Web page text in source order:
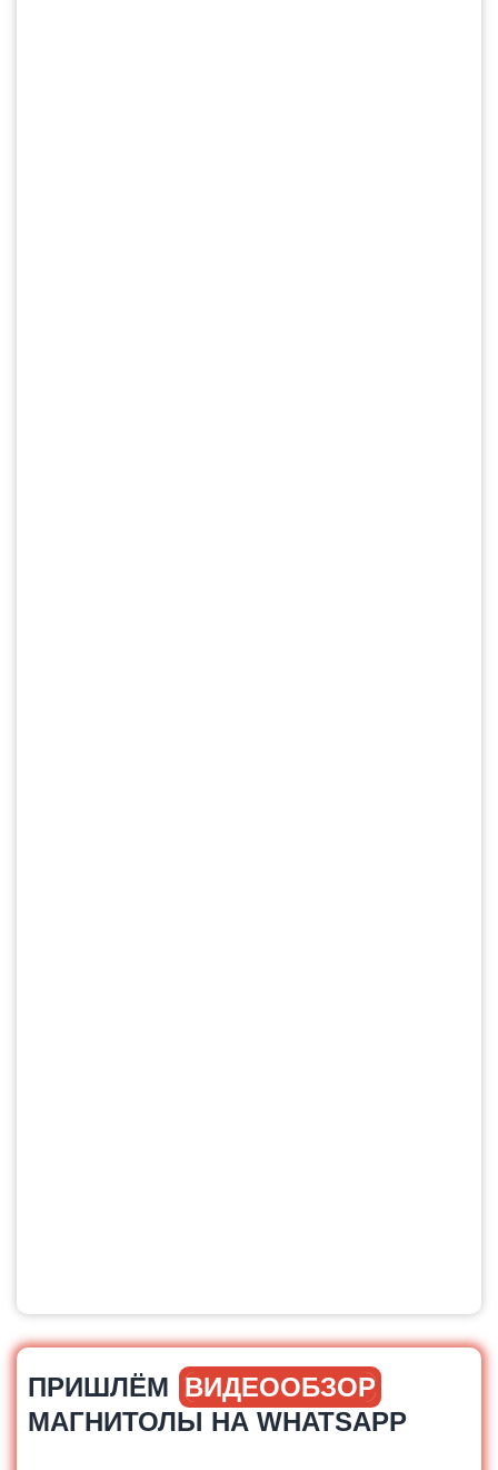
ПРИШЛЁМ ВИДЕООБЗОР
МАГНИТОЛЫ НА WHATSAPP